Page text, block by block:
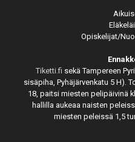
Opiskelijat/
Tiketti.fi sekä Tampereen
sisäpiha, Pyhäjärvenkatu 5 H).
18, paitsi miesten pelipäivinä
hallilla aukeaa naisten
miesten peleissä 1,5